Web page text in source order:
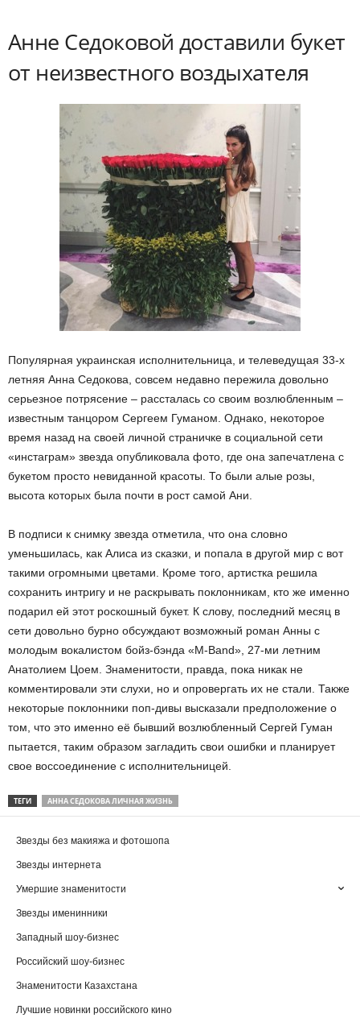
Анне Седоковой доставили букет
от неизвестного воздыхателя
Популярная украинская исполнительница, и телеведущая 33-х
летняя Анна Седокова, совсем недавно пережила довольно
серьезное потрясение – рассталась со своим возлюбленным –
известным танцором Сергеем Гуманом. Однако, некоторое
время назад на своей личной страничке в социальной сети
«инстаграм» звезда опубликовала фото, где она запечатлена с
букетом просто невиданной красоты. То были алые розы,
высота которых была почти в рост самой Ани.
В подписи к снимку звезда отметила, что она словно
уменьшилась, как Алиса из сказки, и попала в другой мир с вот
такими огромными цветами. Кроме того, артистка решила
сохранить интригу и не раскрывать поклонникам, кто же именно
подарил ей этот роскошный букет. К слову, последний месяц в
сети довольно бурно обсуждают возможный роман Анны с
молодым вокалистом бойз-бэнда «М-Band», 27-ми летним
Анатолием Цоем. Знаменитости, правда, пока никак не
комментировали эти слухи, но и опровергать их не стали. Также
некоторые поклонники поп-дивы высказали предположение о
том, что это именно её бывший возлюбленный Сергей Гуман
пытается, таким образом загладить свои ошибки и планирует
свое воссоединение с исполнительницей.
ТЕГИ АННА СЕДОКОВА ЛИЧНАЯ ЖИЗНЬ
Звезды без макияжа и фотошопа
Звезды интернета
Умершие знаменитости
Звезды именинники
Западный шоу-бизнес
Российский шоу-бизнес
Знаменитости Казахстана
Лучшие новинки российского кино